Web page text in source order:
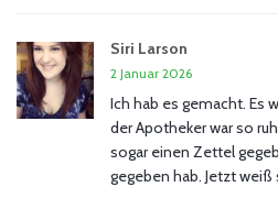
Siri Larson
2 Januar 2026
Ich hab es gemacht. Es
der Apotheker war so
sogar einen Zettel
gegeben hab. Jetzt